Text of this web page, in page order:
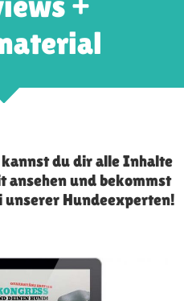
du dir alle Inhalte
ansehen und bekommst
unserer Hundeexperten!